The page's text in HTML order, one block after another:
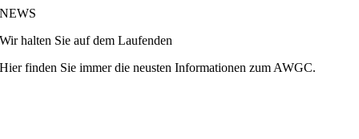
NEWS
Wir halten Sie auf dem Laufenden
Hier finden Sie immer die neusten Informationen zum AWGC.